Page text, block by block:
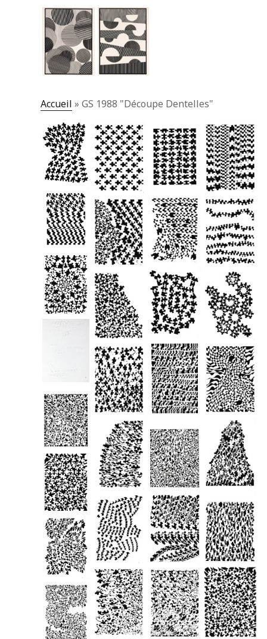
Accueil »GS 1988 "Découpe Dentelles"